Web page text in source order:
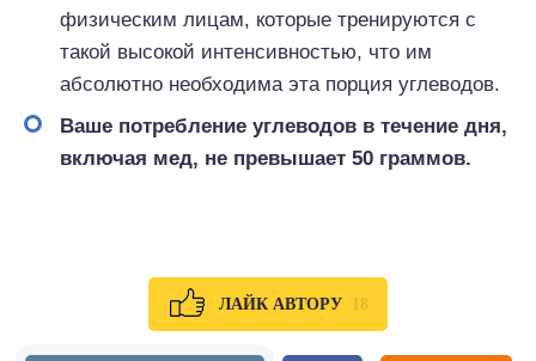
физическим лицам, которые тренируются с
такой высокой интенсивностью, что им
абсолютно необходима эта порция углеводов.
Ваше потребление углеводов в течение дня,
включая мед, не превышает 50 граммов.
ЛАЙК АВТОРУ 18